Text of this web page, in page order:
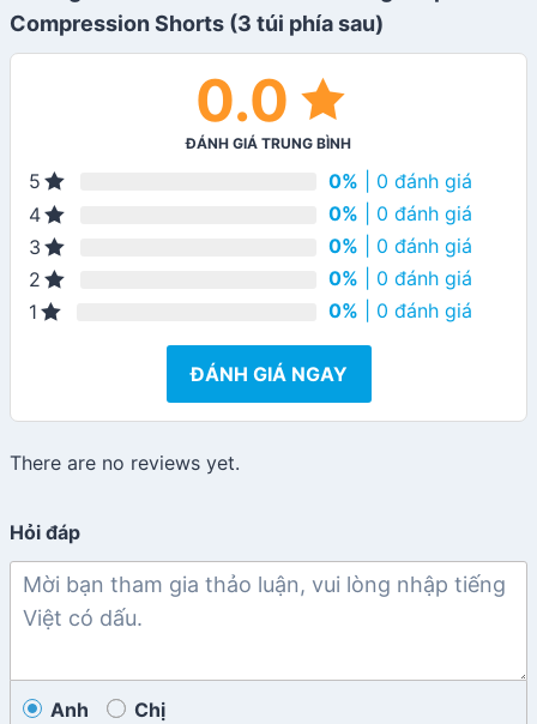
Compression Shorts (3 túi phía sau)
0.0
ĐÁNH GIÁ TRUNG BÌNH
5 0% | 0 đánh giá
4
0% | 0 đánh giá
3
0% | 0 đánh giá
2
0% | 0 đánh giá
1
0% | 0 đánh giá
ĐÁNH GIÁ NGAY
There are no reviews yet.
Hỏi đáp
Anh Chị